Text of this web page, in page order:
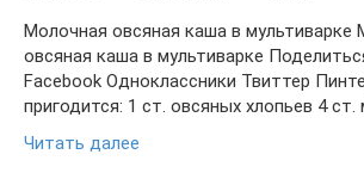
Молочная овсяная каша в мультиварке
овсяная каша в мультиварке
Facebook Одноклассники Твиттер
пригодится: 1 ст. овсяных хлопьев 4
Читать далее